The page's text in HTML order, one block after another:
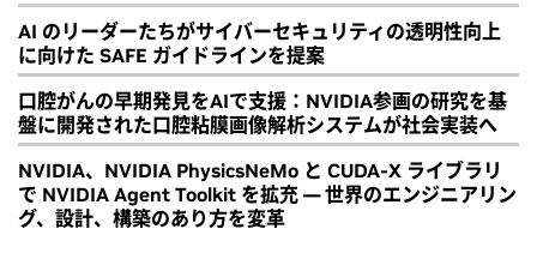
AI のリーダーたちがサイバーセキュリティの透明性向上
に向けた SAFE ガイドラインを提案
口腔がんの早期発見をAIで支援：NVIDIA参画の研究を基
盤に開発された口腔粘膜画像解析システムが社会実装へ
NVIDIA、NVIDIA PhysicsNeMo と CUDA-X ライブラリ
で NVIDIA Agent Toolkit を拡充 ― 世界のエンジニアリン
グ、設計、構築のあり方を変革